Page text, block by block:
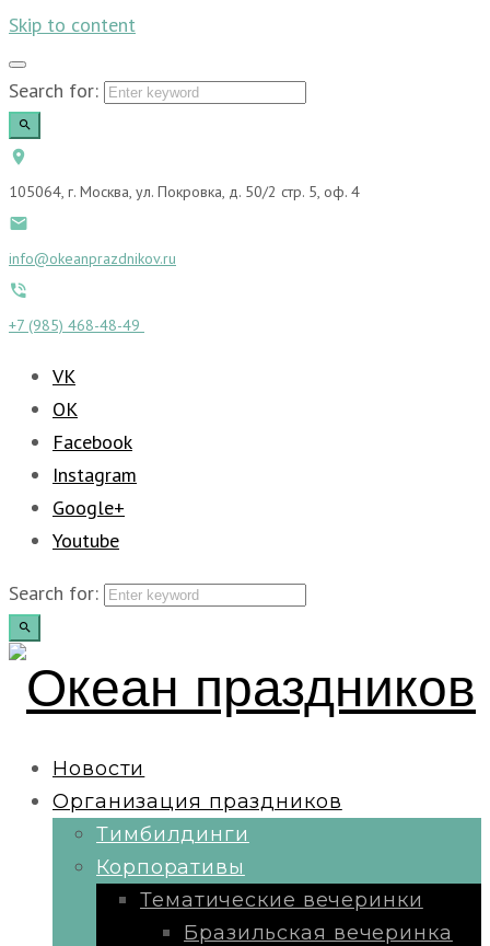
Skip to content
Search for:
105064, г. Москва, ул. Покровка, д. 50/2 стр. 5, оф. 4
info@okeanprazdnikov.ru
+7 (985) 468-48-49
VK
OK
Facebook
Instagram
Google+
Youtube
Search for:
Новости
Организация праздников
Тимбилдинги
Корпоративы
Тематические вечеринки
Бразильская вечеринка